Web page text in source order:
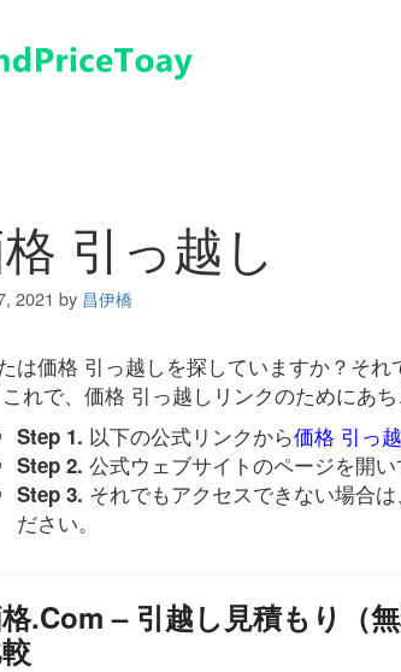
引っ越し
2021 by 昌伊橋
は価格 引っ越しを探していますか？そ
れで、価格 引っ越しリンクのためにあ
Step 1. 以下の公式リンクから価格 引っ
Step 2. 公式ウェブサイトのページを開
Step 3. それでもアクセスできない場合
ださい。
.com – 引越し見積もり（